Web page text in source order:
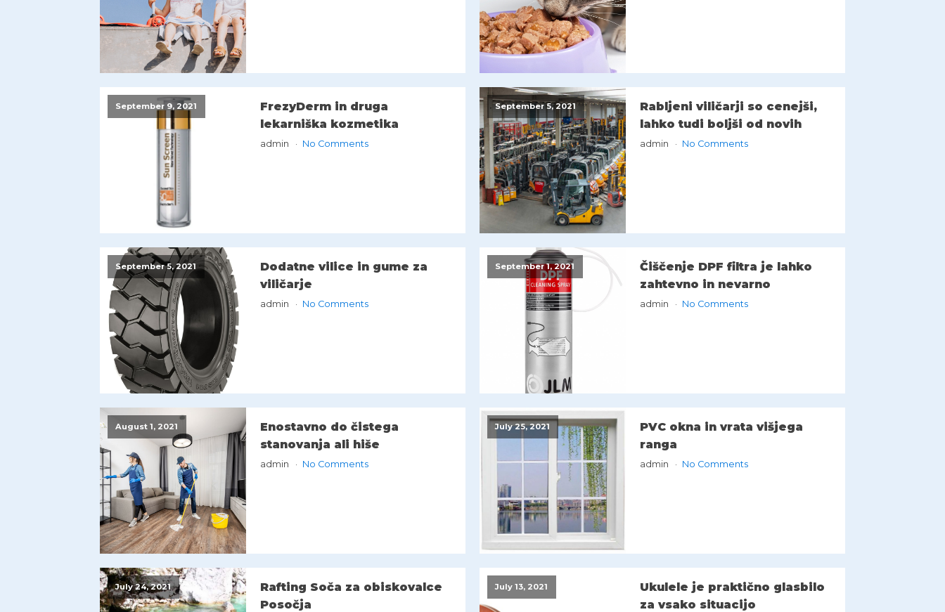
September 9, 2021
FrezyDerm‌ ‌in‌ ‌druga‌
‌lekarniška‌ ‌kozmetika‌ ‌
admin No Comments
September 5, 2021
Rabljeni viličarji so cenejši,
lahko tudi boljši od novih
admin No Comments
September 5, 2021
Dodatne vilice in gume za
viličarje
admin No Comments
September 1, 2021
Čiščenje DPF filtra je lahko
zahtevno in nevarno
admin No Comments
August 1, 2021
Enostavno do čistega
stanovanja ali hiše
admin No Comments
July 25, 2021
PVC okna in vrata višjega
ranga
admin No Comments
July 24, 2021
Rafting Soča za obiskovalce
Posočja
July 13, 2021
Ukulele je praktično glasbilo
za vsako situacijo